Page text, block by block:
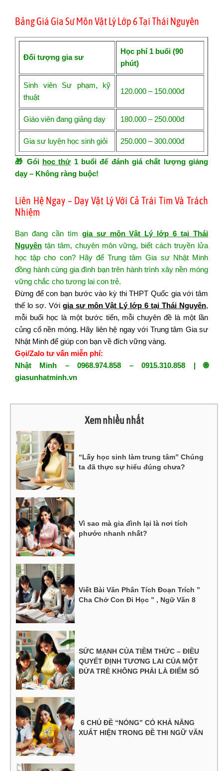
Bảng Giá Gia Sư Môn Vật Lý Lớp 6 Tại Thái Nguyên
Đối tượng gia sư
Học phí 1 buổi (90
phút)
Sinh viên Sư phạm, kỹ
thuật
120.000 – 150.000đ
Giáo viên đang giảng dạy 180.000 – 250.000đ
Gia sư luyện học sinh giỏi 250.000 – 300.000đ
🎁 Gói học thử 1 buổi để đánh giá chất lượng giảng
dạy – Không ràng buộc!
Liên Hệ Ngay – Dạy Vật Lý Với Cả Trái Tim Và Trách
Nhiệm
Bạn đang cần tìm gia sư môn Vật Lý lớp 6 tại Thái
Nguyên tận tâm, chuyên môn vững, biết cách truyền lửa
học tập cho con? Hãy để Trung tâm Gia sư Nhật Minh
đồng hành cùng gia đình bạn trên hành trình xây nền móng
vững chắc cho tương lai con trẻ.
Đừng để con bạn bước vào kỳ thi THPTQuốc gia vớitâm
thế lo sợ. Với gia sư môn Vật Lý lớp 6 tại Thái Nguyên,
mỗi buổi học làmột bước tiến, mỗi chuyên đề là một lần
củng cố nền móng. Hãy liên hệ ngayvới Trung tâm Gia sư
Nhật Minh để giúp con bạn về đích vững vàng.
Gọi/Zalo tư vấn miễn phí:
Nhật Minh – 0968.974.858 – 0915.310.858 | 🌐
giasunhatminh.vn
Xem nhiều nhất
“Lấy học sinh làm trung tâm” Chúng
ta đã thực sự hiểu đúng chưa?
Vì sao mà gia đình lại là nơi tích
phước nhanh nhất?
Viết Bài Văn Phân Tích Đoạn Trích ”
Cha Chở Con Đi Học ” , Ngữ Văn 8
SỨC MẠNH CỦA TIỀM THỨC – ĐIỀU
QUYẾT ĐỊNH TƯƠNG LAI CỦA MỘT
ĐỨA TRẺ KHÔNG PHẢI LÀ ĐIỂM SỐ
6 CHỦ ĐỀ “NÓNG” CÓ KHẢ NĂNG
XUẤT HIỆN TRONG ĐỀ THI NGỮ VĂN